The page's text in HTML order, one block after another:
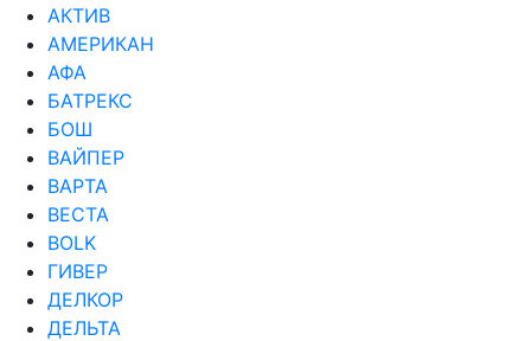
АКТИВ
АМЕРИКАН
АФА
БАТРЕКС
БОШ
ВАЙПЕР
ВАРТА
ВЕСТА
ВОLK
ГИВЕР
ДЕЛКОР
ДЕЛЬТА